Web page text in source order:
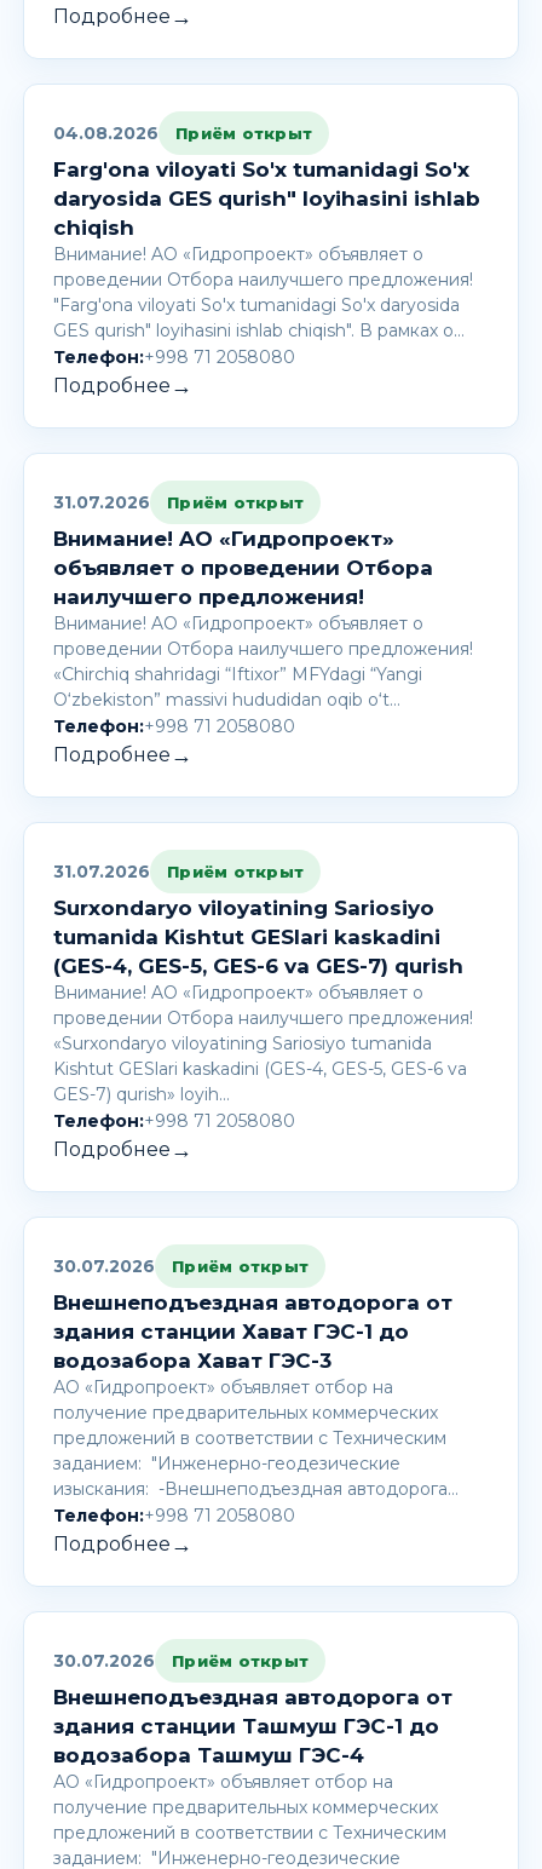
Подробнее →
04.08.2026 Приём открыт
Farg'ona viloyati So'x tumanidagi So'x
daryosida GES qurish" loyihasini ishlab
chiqish
Внимание! AО «Гидропроект» объявляет о
проведении Отбора наилучшего предложения!
"Farg'ona viloyati So'x tumanidagi So'x daryosida
GES qurish" loyihasini ishlab chiqish". В рамках о…
Телефон:+998 71 2058080
Подробнее →
31.07.2026 Приём открыт
Внимание! AО «Гидропроект»
объявляет о проведении Отбора
наилучшего предложения!
Внимание! AО «Гидропроект» объявляет о
проведении Отбора наилучшего предложения!
«Chirchiq shahridagi “Iftixor” MFYdagi “Yangi
O‘zbekiston” massivi hududidan oqib o‘t…
Телефон:+998 71 2058080
Подробнее →
31.07.2026 Приём открыт
Surxondaryo viloyatining Sariosiyo
tumanida Kishtut GESlari kaskadini
(GES-4, GES-5, GES-6 va GES-7) qurish
Внимание! AО «Гидропроект» объявляет о
проведении Отбора наилучшего предложения!
«Surxondaryo viloyatining Sariosiyo tumanida
Kishtut GESlari kaskadini (GES-4, GES-5, GES-6 va
GES-7) qurish» loyih…
Телефон:+998 71 2058080
Подробнее →
30.07.2026 Приём открыт
Внешнеподъездная автодорога от
здания станции Хават ГЭС-1 до
водозабора Хават ГЭС-3
АО «Гидропроект» объявляет отбор на
получение предварительных коммерческих
предложений в соответствии с Техническим
заданием: "Инженерно-геодезические
изыскания: -Внешнеподъездная автодорога…
Телефон:+998 71 2058080
Подробнее →
30.07.2026 Приём открыт
Внешнеподъездная автодорога от
здания станции Ташмуш ГЭС-1 до
водозабора Ташмуш ГЭС-4
АО «Гидропроект» объявляет отбор на
получение предварительных коммерческих
предложений в соответствии с Техническим
заданием: "Инженерно-геодезические